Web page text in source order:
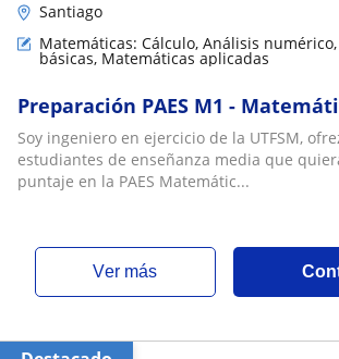
Santiago
Matemáticas: Cálculo, Análisis
básicas, Matemáticas aplicadas
Preparación PAES M1 -
Soy ingeniero en ejercicio de la UTFSM,
estudiantes de enseñanza media que
puntaje en la PAES Matemátic...
ver más